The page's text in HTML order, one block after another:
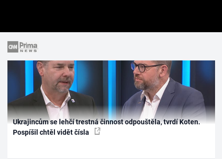
Ukrajincům se lehčí trestná činnost odpouštěla, tvrdí Koten.
Pospíšil chtěl vidět čísla